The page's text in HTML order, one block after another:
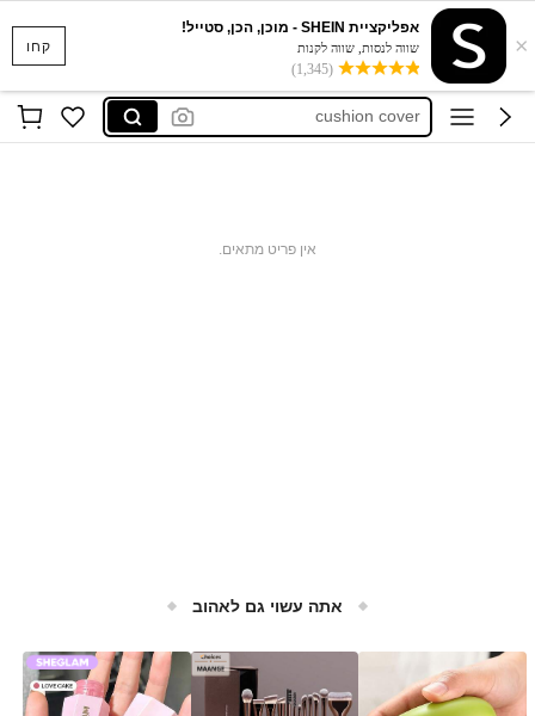
קחו ×
אפליקציית SHEIN - מוכן, הכן, סטייל!
שווה לנסות, שווה לקנות
(1,345)
carpet
motf
cushion cover
bed sheet set
אין פריט מתאים.
אתה עשוי גם לאהוב